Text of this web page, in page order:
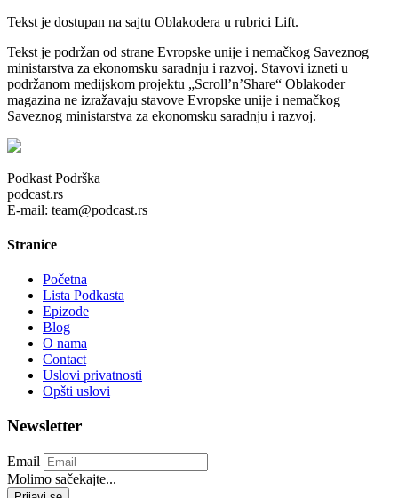
Tekst je dostupan na sajtu Oblakodera u rubrici Lift.
Tekst je podržan od strane Evropske unije i nemačkog Saveznog
ministarstva za ekonomsku saradnju i razvoj. Stavovi izneti u
podržanom medijskom projektu „Scroll’n’Share“ Oblakoder
magazina ne izražavaju stavove Evropske unije i nemačkog
Saveznog ministarstva za ekonomsku saradnju i razvoj.
Podkast Podrška
podcast.rs
E-mail: team@podcast.rs
Stranice
Početna
Lista Podkasta
Epizode
Blog
O nama
Contact
Uslovi privatnosti
Opšti uslovi
Newsletter
Email
Molimo sačekajte...